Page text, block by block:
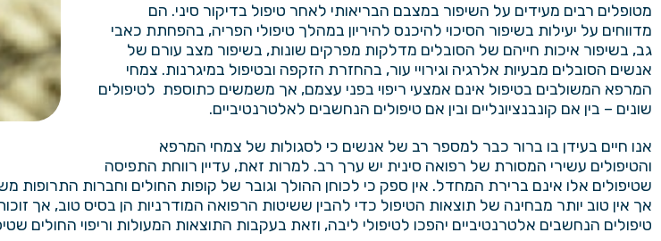
מטופלים רבים מעידים על השיפור במצבם הבריאותי לאחר טיפול בדיקור סיני. הם
מדווחים על יעילות בשיפור הסיכוי להיכנס להיריון במהלך טיפולי הפריה, בהפחתת כאבי
גב, בשיפור איכות חייהם של הסובלים מדלקות מפרקים שונות, בשיפור מצב עורם של
אנשים הסובלים מבעיות אלרגיה וגירויי עור, בהחזרת הזקפה ובטיפול במיגרנות. צמחי
המרפא המשולבים בטיפול אינם אמצעי ריפוי בפני עצמם, אך משמשים כתוספת לטיפולים
שונים – בין אם קונבנציונליים ובין אם טיפולים הנחשבים לאלטרנטיביים.
אנו חיים בעידן בו ברור כבר למספר רב של אנשים כי לסגולות של צמחי המרפא
והטיפולים עשירי המסורת של רפואה סינית יש ערך רב. למרות זאת, עדיין רווחת התפיסה
שטיפולים אלו אינם ברירת המחדל. אין ספק כי לכוחן ההולך וגובר של קופות החולים וחברות
אך אין טוב יותר מבחינה של תוצאות הטיפול כדי להבין ששיטות הרפואה המודרניות הן בסיס טוב, אך
טיפולים הנחשבים אלטרנטיביים יהפכו לטיפולי ליבה, וזאת בעקבות התוצאות המעולות וריפוי החולים